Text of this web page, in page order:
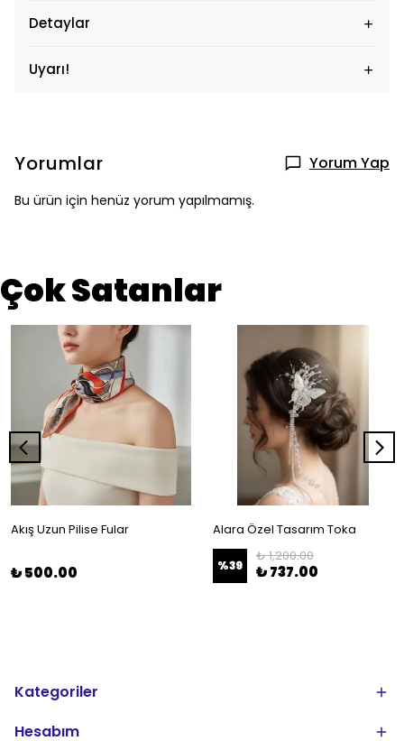
Detaylar
Uyarı!
Yorumlar Yorum Yap
Bu ürün için henüz yorum yapılmamış.
Çok Satanlar
Akış Uzun Pilise Fular
₺ 500.00
Alara Özel Tasarım Toka
%39
₺ 1,200.00
₺ 737.00
Kategoriler
Hesabım